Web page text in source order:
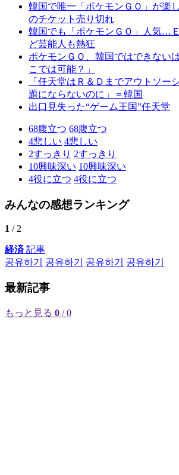
韓国で唯一「ポケモンＧＯ」が楽
のチケット売り切れ
韓国でも「ポケモンＧＯ」人気…
ど芸能人も熱狂
ポケモンＧＯ、韓国ではできない
こでは可能？」
「任天堂はＲ＆Ｄまでアウトソー
題にならないのに」＝韓国
出口見失った“ゲーム王国”任天堂
68腹立つ 68腹立つ
4悲しい 4悲しい
2すっきり 2すっきり
10興味深い 10興味深い
4役に立つ 4役に立つ
みんなの感想ランキング
1 / 2
経済記事
공유하기
공유하기 공유하기 공유하기
最新記事
もっと見る 0 / 0